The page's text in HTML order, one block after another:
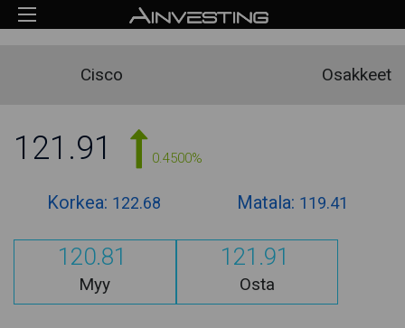
Cisco Osakkeet
121.91 0.4500%
Korkea: 122.68 Matala: 119.41
120.81
Myy
121.91
Osta